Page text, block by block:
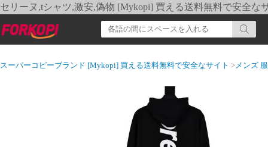
セリーヌ,tシャツ,激安,偽物 [Mykopi] 買える送料無料で安全な
スーパーコピーブランド [Mykopi] 買える送料無料で安全なサイト >メンズ 服